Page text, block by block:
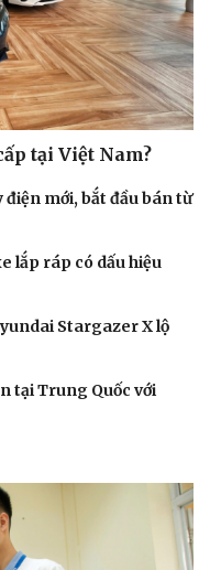
tại Việt Nam?
mới, bắt đầu bán từ
lắp ráp có dấu hiệu
Stargazer X lộ
tại Trung Quốc với